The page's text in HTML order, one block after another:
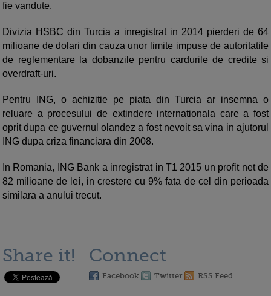
fie vandute.
Divizia HSBC din Turcia a inregistrat in 2014 pierderi de 64
milioane de dolari din cauza unor limite impuse de autoritatile
de reglementare la dobanzile pentru cardurile de credite si
overdraft-uri.
Pentru ING, o achizitie pe piata din Turcia ar insemna o
reluare a procesului de extindere internationala care a fost
oprit dupa ce guvernul olandez a fost nevoit sa vina in ajutorul
ING dupa criza financiara din 2008.
In Romania, ING Bank a inregistrat in T1 2015 un profit net de
82 milioane de lei, in crestere cu 9% fata de cel din perioada
similara a anului trecut.
Share it! Connect
Facebook Twitter RSS Feed